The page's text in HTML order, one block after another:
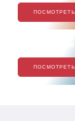
ПОСМОТРЕТЬ
ПОСМОТРЕТЬ